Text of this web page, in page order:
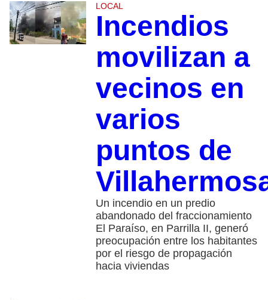
LOCAL
Incendios
movilizan a
vecinos en
varios
puntos de
Un incendio en un predio
abandonado del fraccionamiento
El Paraíso, en Parrilla II, generó
preocupación entre los habitantes
por el riesgo de propagación
hacia viviendas